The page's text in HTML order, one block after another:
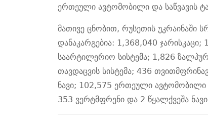
ერთეული ავტომობილი და საწვავის
მათივე ცნობით, რუსეთის უკრაინაში
დანაკარგებია: 1,368,040 ჯარისკაცი;
საარტილერიო სისტემა; 1,826
თავდაცვის სისტემა; 436
ნავი; 102,575 ერთეული ავტომობილი
353 ვერტმფრენი და 2 წყალქვეშა